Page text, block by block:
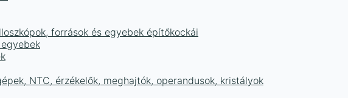
források és egyebek építőkockái
NTC, érzékelők, meghajtók, operandusok, kristályok